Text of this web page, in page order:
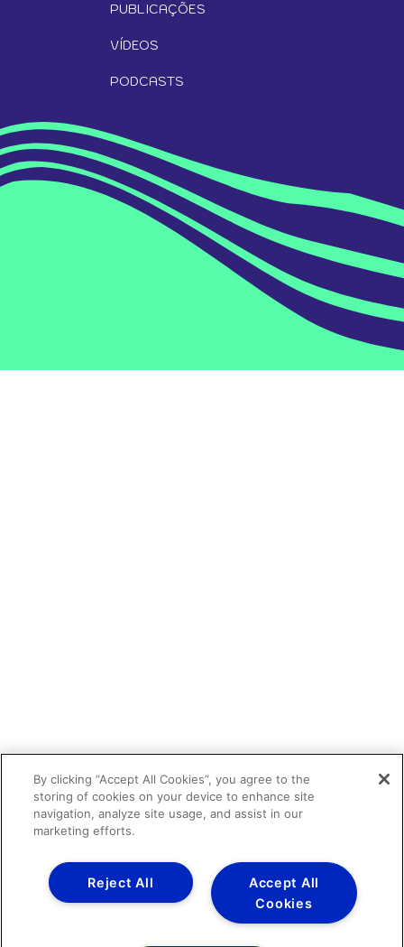
PUBLICAÇÕES
VÍDEOS
PODCASTS
By clicking “Accept All Cookies”, you agree to the
storing of cookies on your device to enhance site
navigation, analyze site usage, and assist in our
marketing efforts.
Accept All
Cookies
Reject All